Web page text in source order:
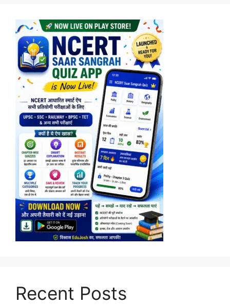
Recent Posts